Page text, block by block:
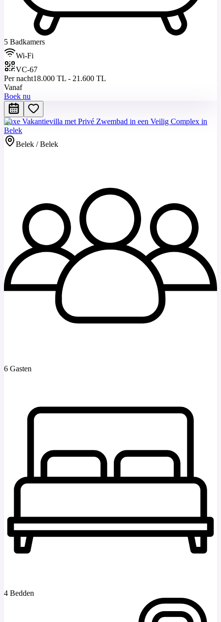
5 Badkamers
Wi-Fi
VC-67
Per nacht18.000 TL - 21.600 TL
Vanaf
Boek nu
Luxe Vakantievilla met Privé Zwembad in een Veilig Complex in
Belek
Belek / Belek
6 Gasten
4 Bedden